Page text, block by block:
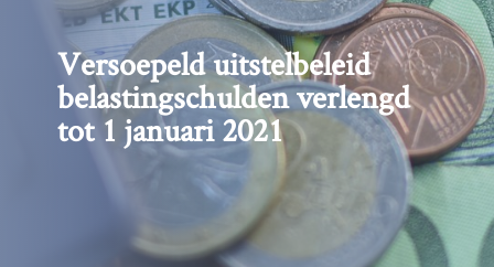
Versoepeld uitstelbeleid
belastingschulden verlengd
tot 1 januari 2021